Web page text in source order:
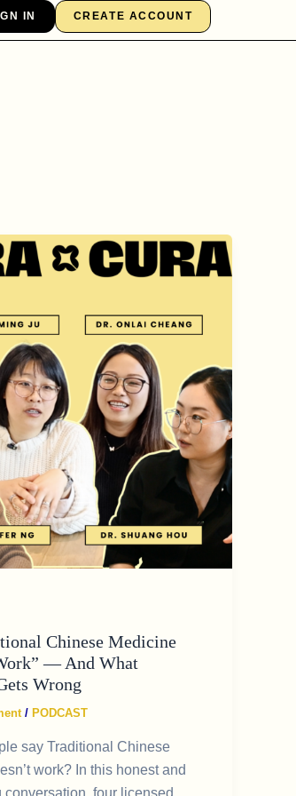
IN CREATE ACCOUNT
Chinese Medicine
— And What
Wrong
/ PODCAST
say Traditional Chinese
work? In this honest and
conversation, four licensed